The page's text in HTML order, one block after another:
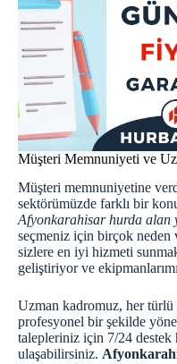
Müşteri Memnuniyeti ve
Müşteri memnuniyetine
sektörümüzde farklı bir
Afyonkarahisar hurda alan
seçmeniz için birçok neden
sizlere en iyi hizmeti
geliştiriyor ve
Uzman kadromuz, her türlü
profesyonel bir şekilde
talepleriniz için 7/24 destek
ulaşabilirsiniz.